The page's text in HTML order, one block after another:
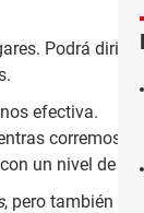
Podrá
efectiva.
corremos,
un nivel de
, pero también